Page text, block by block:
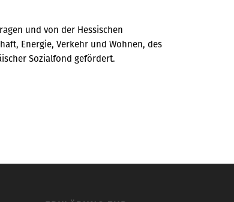
und von der Hessischen
Energie, Verkehr und Wohnen, des
Sozialfond gefördert.